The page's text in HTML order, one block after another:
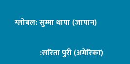
ग्लोबल: सुम्मा थापा (जापान)
:सरिता पुरी (अमेरिका)